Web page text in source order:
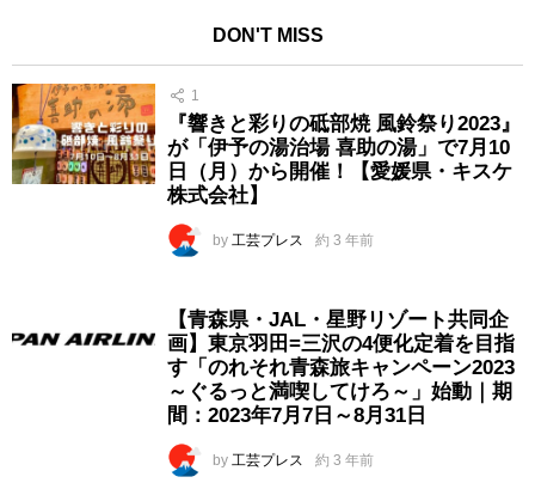
DON'T MISS
1
『響きと彩りの砥部焼 風鈴祭り2023』
が「伊予の湯治場 喜助の湯」で7月10
日（月）から開催！【愛媛県・キスケ
株式会社】
by 工芸プレス 約 3 年前
【青森県・JAL・星野リゾート共同企
画】東京羽田=三沢の4便化定着を目指
す「のれそれ青森旅キャンペーン2023
～ぐるっと満喫してけろ～」始動｜期
間：2023年7月7日～8月31日
by 工芸プレス 約 3 年前